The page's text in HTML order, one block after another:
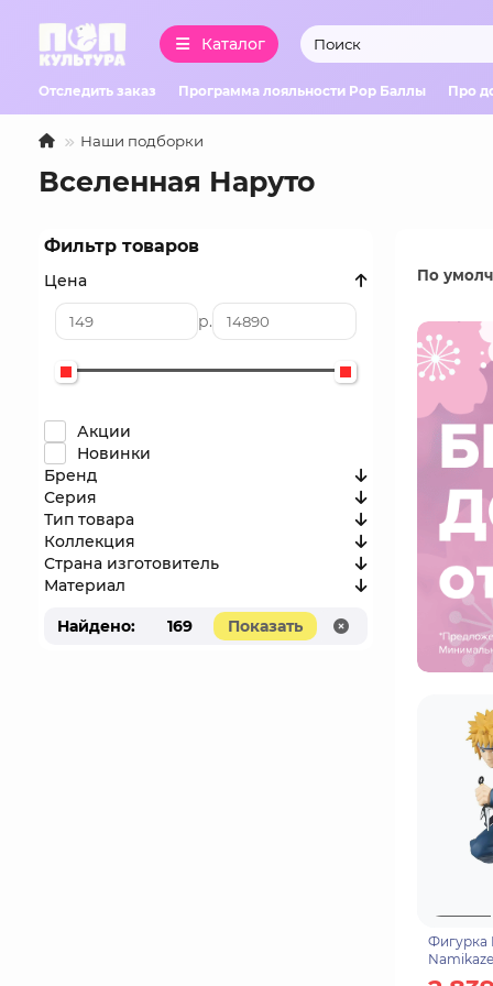
Каталог
Отследить заказ Программа лояльности Pop Баллы Про
Наши подборки
Вселенная Наруто
Фильтр товаров
Цена
р.
Акции
Новинки
Бренд
Серия
Тип товара
Коллекция
Страна изготовитель
Материал
Найдено: 169 Показать
По
Фигурка